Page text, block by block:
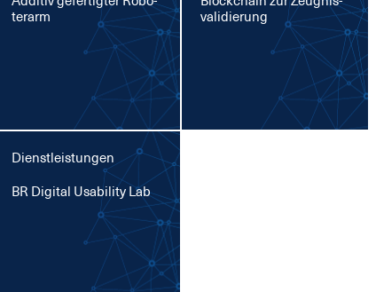
ter­arm
va­li­die­rung
Dienstleistungen
BR Di­gi­tal Usa­bi­li­ty Lab